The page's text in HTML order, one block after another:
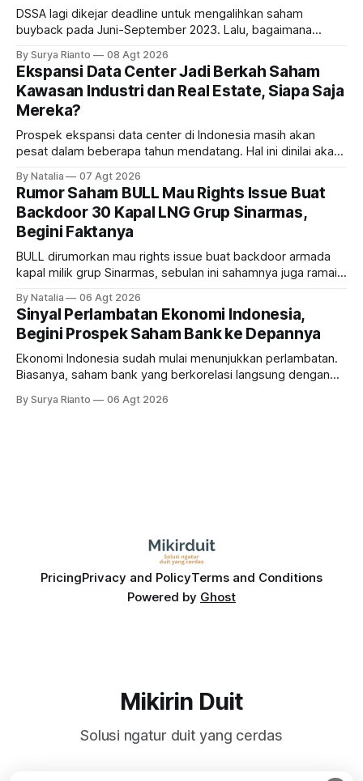
DSSA lagi dikejar deadline untuk mengalihkan saham
buyback pada Juni-September 2023. Lalu, bagaimana
By Surya Rianto 08 Agt 2026
Ekspansi Data Center Jadi Berkah Saham
Kawasan Industri dan Real Estate, Siapa Saja
Mereka?
Prospek ekspansi data center di Indonesia masih akan
pesat dalam beberapa tahun mendatang. Hal ini dinilai akan
estate, ada siapa saja mereka?
By Natalia 07 Agt 2026
Rumor Saham BULL Mau Rights Issue Buat
Backdoor 30 Kapal LNG Grup Sinarmas,
Begini Faktanya
BULL dirumorkan mau rights issue buat backdoor armada
kapal milik grup Sinarmas, sebulan ini sahamnya juga ramai
masih menarik dilirik?
By Natalia 06 Agt 2026
Sinyal Perlambatan Ekonomi Indonesia,
Begini Prospek Saham Bank ke Depannya
Ekonomi Indonesia sudah mulai menunjukkan perlambatan.
Biasanya, saham bank yang berkorelasi langsung dengan
bank ke depannya?
By Surya Rianto 06 Agt 2026
PricingPrivacy and PolicyTerms and Conditions
Powered by Ghost
Mikirin Duit
Solusi ngatur duit yang cerdas